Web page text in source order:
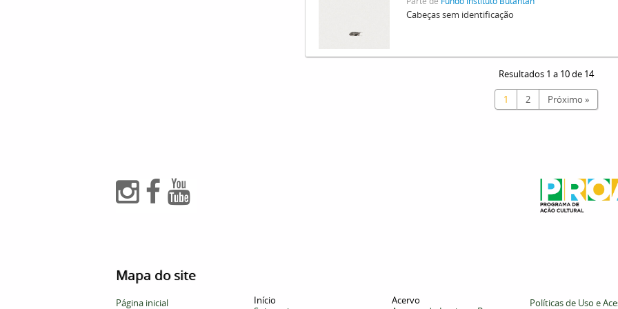
Cabeças sem identificação
Resultados 1 a 10 de 14
1 2 Próximo »
Mapa do site
Página inicial
Início
Acervo
Políticas de Uso e